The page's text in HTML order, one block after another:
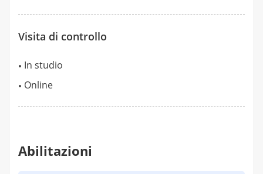
Visita di controllo
In studio
Online
Abilitazioni